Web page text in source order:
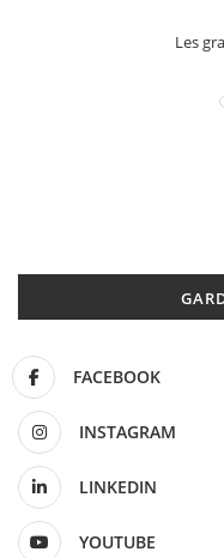
Les
FACEBOOK
INSTAGRAM
LINKEDIN
YOUTUBE